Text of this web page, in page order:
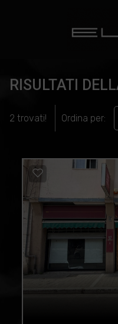
RISULTATI
2 trovati! Ordina per: